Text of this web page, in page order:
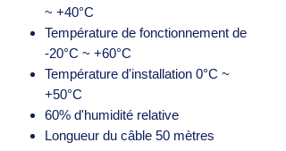
~ +40°C
Température de fonctionnement de
-20°C ~ +60°C
Température d'installation 0°C ~
+50°C
60% d'humidité relative
Longueur du câble 50 mètres